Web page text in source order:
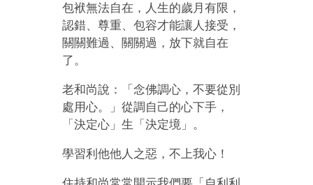
包袱無法自在，人生的歲月有限，
認錯、尊重、包容才能讓人接受，
關關難過、關關過，放下就自在
了。
老和尚說：「念佛調心，不要從別
處用心。」從調自己的心下手，
「決定心」生「決定境」。
學習利他他人之惡，不上我心！